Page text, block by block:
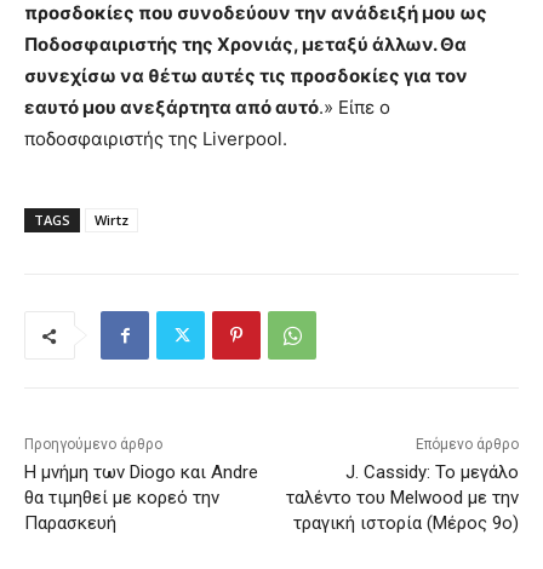
προσδοκίες που συνοδεύουν την ανάδειξή μου ως
Ποδοσφαιριστής της Χρονιάς, μεταξύ άλλων. Θα
συνεχίσω να θέτω αυτές τις προσδοκίες για τον
εαυτό μου ανεξάρτητα από αυτό.» Είπε ο
ποδοσφαιριστής της Liverpool.
TAGS Wirtz
Προηγούμενο άρθρο
Η μνήμη των Diogo και Andre
θα τιμηθεί με κορεό την
Παρασκευή
Επόμενο άρθρο
J. Cassidy: Το μεγάλο
ταλέντο του Melwood με την
τραγική ιστορία (Μέρος 9ο)